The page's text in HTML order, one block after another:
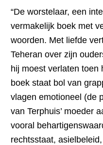
“De worstelaar, een
vermakelijk boek met
woorden. Met liefde
Teheran over zijn
hij moest verlaten toen
boek staat bol van
vlagen emotioneel (de
van Terphuis’ moeder
vooral
rechtsstaat,